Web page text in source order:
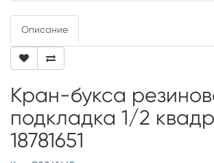
Описание
Кран-букса
подкладка 1/2
18781651